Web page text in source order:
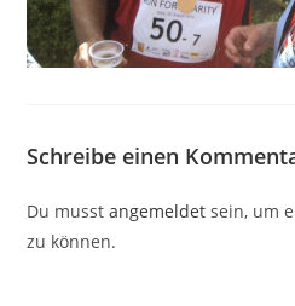
Schreibe einen
Du musstangemeldet sein, um
zu können.